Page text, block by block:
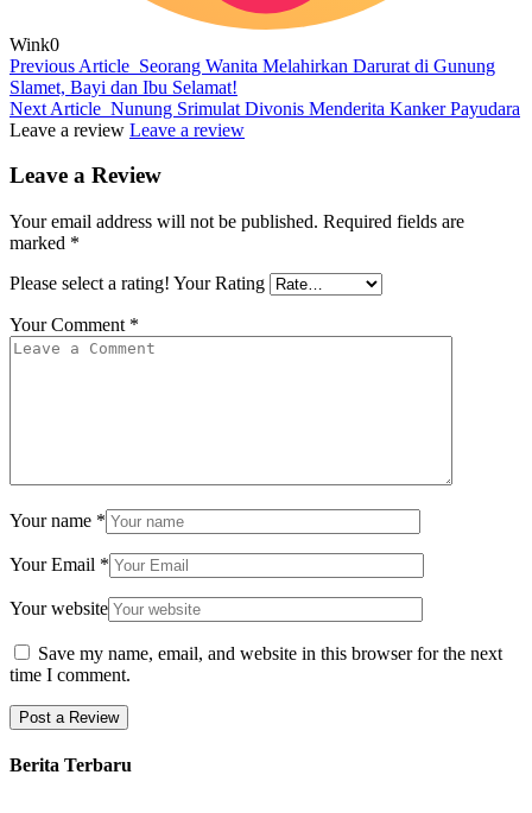
Wink0
Previous Article Seorang Wanita Melahirkan Darurat di Gunung
Slamet, Bayi dan Ibu Selamat!
Next Article Nunung Srimulat Divonis Menderita Kanker Payudara
Leave a review Leave a review
Leave a Review
Your email address will not be published. Required fields are
marked *
Please select a rating! Your Rating
Your Comment *
Your name *
Your Email *
Your website
Save my name, email, and website in this browser for the next
time I comment.
Berita Terbaru